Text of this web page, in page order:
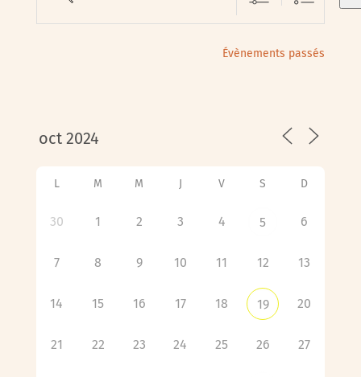
Évènements passés
L M M J V S D
30 1 2 3 4 5 6
7 8 9 10 11 12 13
14 15 16 17 18 19 20
21 22 23 24 25 26 27